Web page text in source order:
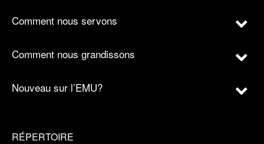
Comment nous servons
Comment nous grandissons
Nouveau sur l’EMU?
RÉPERTOIRE